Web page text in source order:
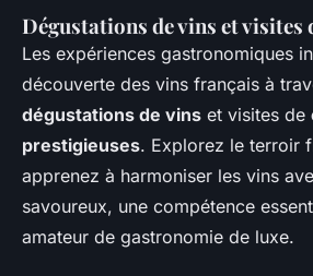
Dégustations de vins et visites
Les expériences gastronomiques
découverte des vins français à
dégustations de vins et visites de
prestigieuses. Explorez le terroir
apprenez à harmoniser les vins
savoureux, une compétence
amateur de gastronomie de luxe.